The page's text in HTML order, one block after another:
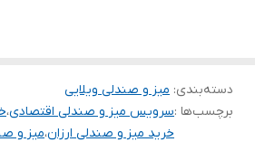
✅ نصب آسان و نگهداری راحت
🏡 بهترین انتخاب برای فضای باز شما
دسته‌بندی: میز و صندلی ویلایی
برچسب‌ها :سرویس میز و صندلی اقتصادی،
خرید میز و صندلی ارزان،میز و